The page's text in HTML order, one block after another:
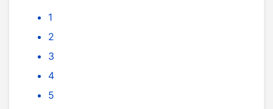
1
2
3
4
5